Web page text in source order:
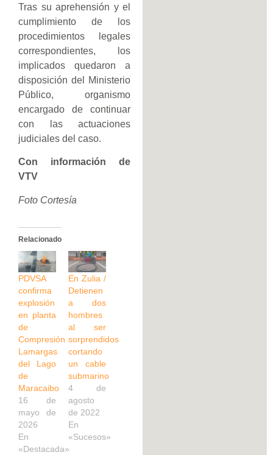
Tras su aprehensión y el
cumplimiento de los
procedimientos legales
correspondientes, los
implicados quedaron a
disposición del Ministerio
Público, organismo
encargado de continuar
con las actuaciones
judiciales del caso.
Con información de
VTV
Foto Cortesía
Relacionado
PDVSA
confirma
explosión
en planta
de
Compresión
Lamargas
del Lago
de
Maracaibo
16 de
mayo de
2026
En
«Destacada»
En Zulia /
Detienen
a dos
hombres
al ser
sorprendidos
cortando
un cable
submarino
4 de
agosto
de 2022
En
«Sucesos»